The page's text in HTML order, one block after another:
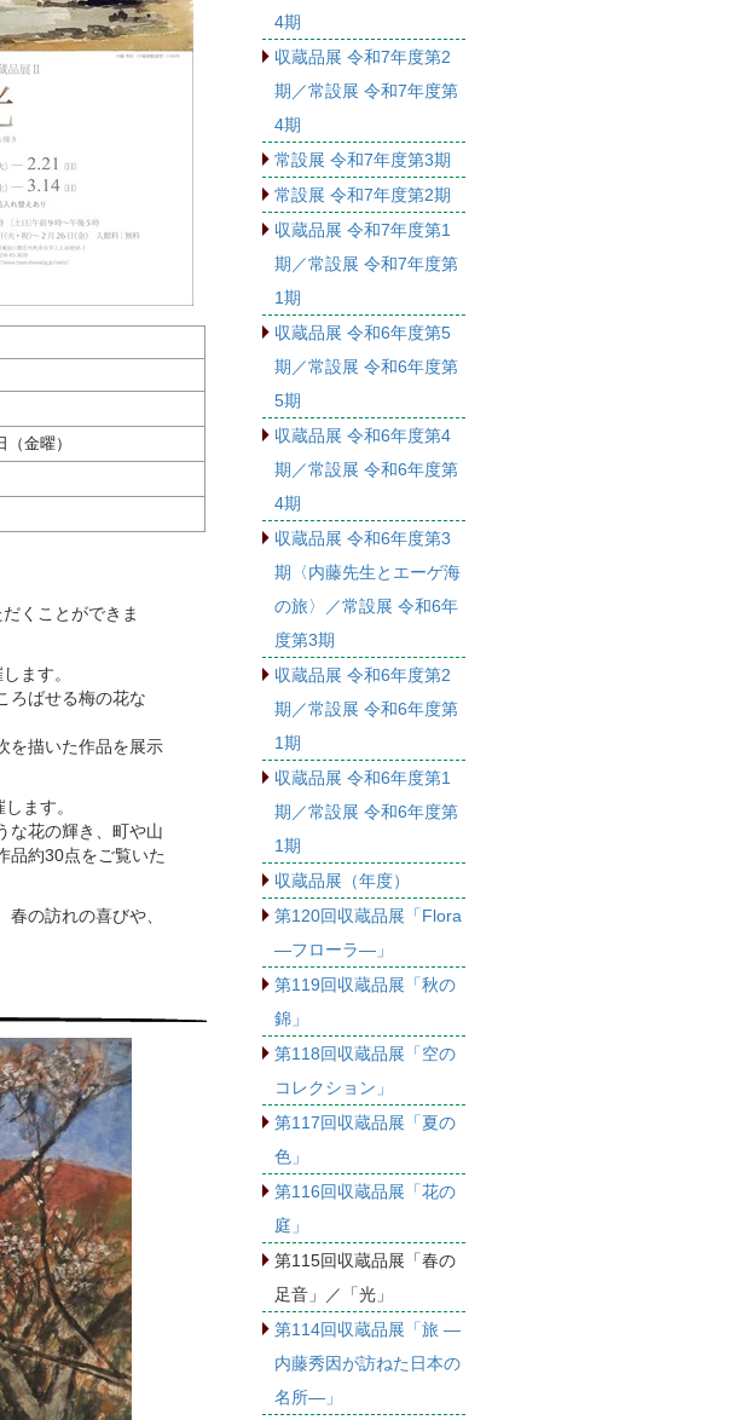
金曜）
くことができま
ます。
ろばせる梅の花な
を描いた作品を展示
ます。
な花の輝き、町や山
品約30点をご覧いた
の訪れの喜びや、
4期
収蔵品展 令和7年度第2
期／常設展 令和7年度第
4期
常設展 令和7年度第3期
常設展 令和7年度第2期
収蔵品展 令和7年度第1
期／常設展 令和7年度第
1期
収蔵品展 令和6年度第5
期／常設展 令和6年度第
5期
収蔵品展 令和6年度第4
期／常設展 令和6年度第
4期
収蔵品展 令和6年度第3
期〈内藤先生とエーゲ海
の旅〉／常設展 令和6年
度第3期
収蔵品展 令和6年度第2
期／常設展 令和6年度第
1期
収蔵品展 令和6年度第1
期／常設展 令和6年度第
1期
収蔵品展（年度）
第120回収蔵品展「Flora
―フローラ―」
第119回収蔵品展「秋の
錦」
第118回収蔵品展「空の
コレクション」
第117回収蔵品展「夏の
色」
第116回収蔵品展「花の
庭」
第115回収蔵品展「春の
足音」／「光」
第114回収蔵品展「旅 ―
内藤秀因が訪ねた日本の
名所―」